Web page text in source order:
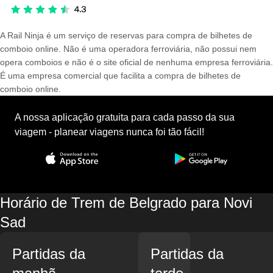
A Rail Ninja é um serviço de reservas para compra de bilhetes de
comboio online. Não é uma operadora ferroviária, não possui nem
opera comboios e não é o site oficial de nenhuma empresa ferroviária.
É uma empresa comercial que facilita a compra de bilhetes de
comboio online.
A nossa aplicação gratuita para cada passo da sua
viagem - planear viagens nunca foi tão fácil!
Horário de Trem de Belgrado para Novi
Sad
Partidas da
Partidas da